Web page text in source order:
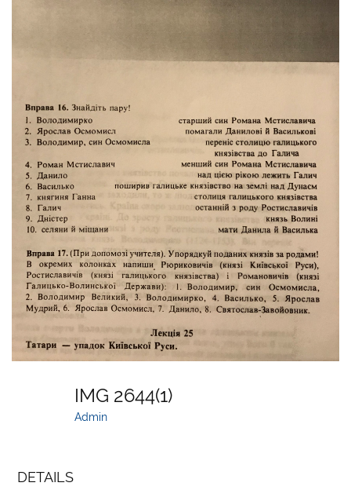
IMG 2644(1)
Admin
DETAILS